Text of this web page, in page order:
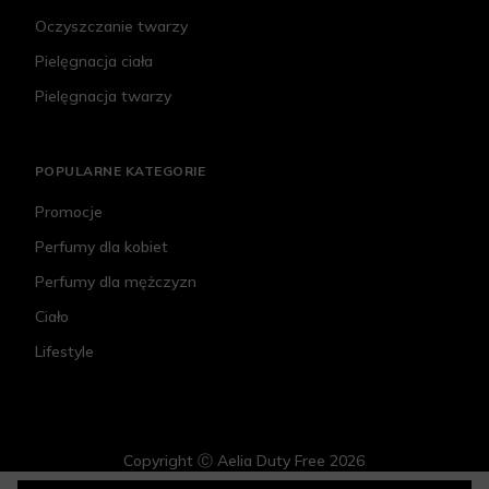
Oczyszczanie twarzy
Pielęgnacja ciała
Pielęgnacja twarzy
POPULARNE KATEGORIE
Promocje
Perfumy dla kobiet
Perfumy dla mężczyzn
Ciało
Lifestyle
Copyright Ⓒ Aelia Duty Free 2026